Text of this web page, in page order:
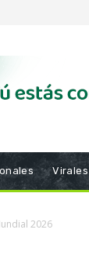
Virales
2026